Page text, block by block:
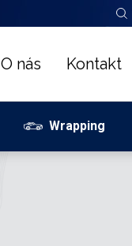
O nás Kontakt
Wrapping